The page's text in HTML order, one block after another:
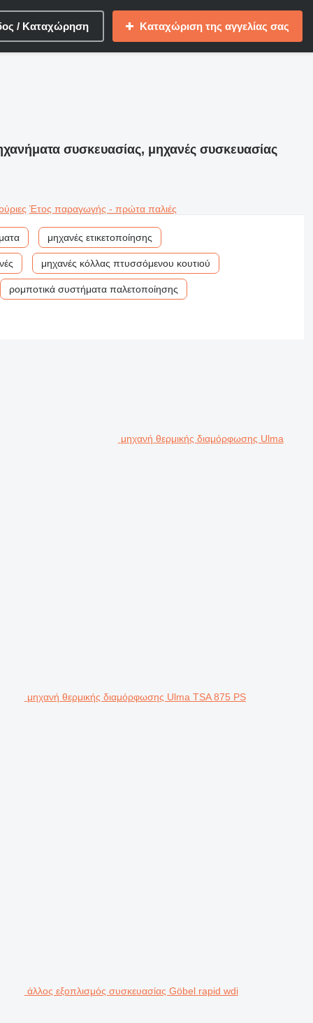
/ Καταχώρηση Καταχώριση της αγγελίας σας
συσκευασίας, μηχανές συσκευασίας
Έτος παραγωγής - πρώτα παλιές
μηχανές ετικετοποίησης
μηχανές κόλλας πτυσσόμενου κουτιού
ρομποτικά συστήματα παλετοποίησης
μηχανή θερμικής διαμόρφωσης Ulma
μηχανή θερμικής διαμόρφωσης Ulma TSA 875 PS
άλλος εξοπλισμός συσκευασίας Göbel rapid wdi